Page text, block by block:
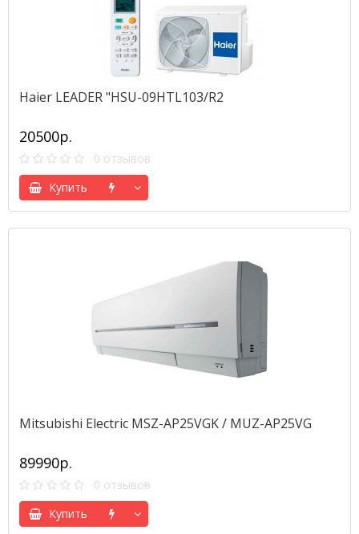
Haier LEADER "HSU-09HTL103/R2
20500р.
0 отзывов
Купить
Mitsubishi Electric MSZ-AP25VGK / MUZ-AP25VG
89990р.
0 отзывов
Купить